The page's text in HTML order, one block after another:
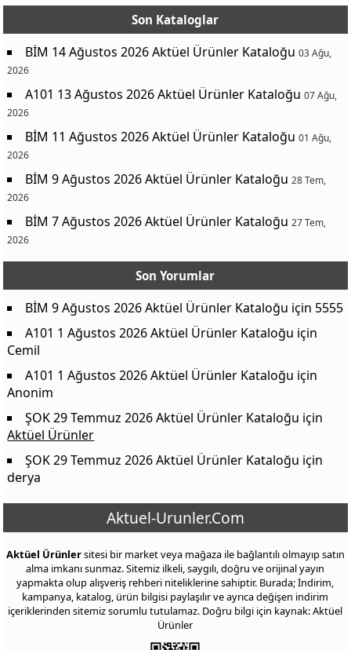
Altus AL 362 NE Çift Kapılı No Frost Buzdolabı 23499,00 TL
Altus AL CM 81050 Çamaşır Makinesi 8 Kg
17499,00 TL
Kotex Natural Normal 12'li / Gece 10'lu
98,00 TL
Aqua Bambu Tuvalet Kağıdı 12'li / Kağıt Havlu 8'li
99,00 TL
Kotex Günlük Ped Uzun 16'lı
91,00 TL
Rexona Deodorant Çeşitleri 150 ml
Clear Şampuan Çeşitleri 350 ml
134,00 TL
Elidor Şampuan 400 ml / Saç Kremi 350 ml Çeşitleri
Durex Maraton Prezervatif 10'lu
170,00 TL
Şef Franzi Dondurulmuş Peynirli Pizza 475 g
Jacobs Cronat Gold 100 g
209,00 TL
Kurukahveci Mehmet Efendi Türk Kahvesi 100 g
79,50 TL
Jacobs Selection Filtre Kahve 250 g
Barilla Makarna Çeşitleri 500 g / 400 g
39,50 TL
Ülker Caramio Karamelli Kare Çikolata 55 g
Ülker Çizi Çıtır Tulum Peynir & Köz Biber Süper Boy 120 g
29,95 TL
19,95 TL
Mis Dilimli Tam Yağlı Tost Peyniri 500 g
İçim Tam Yağlı Beyaz Peynir 1000 g
289,00 TL
Mis Vanilya / Kakao-Vanilya Dondurma 1 L
67,90 TL
Mis Gold Sade Dondurma 500 ml
120,00 TL
Beyoğlu Dubai Çikolatası 200 g
Son Kataloglar
BİM 14 Ağustos 2026 Aktüel Ürünler Kataloğu 03 Ağu,
2026
A101 13 Ağustos 2026 Aktüel Ürünler Kataloğu 07 Ağu,
2026
BİM 11 Ağustos 2026 Aktüel Ürünler Kataloğu 01 Ağu,
2026
BİM 9 Ağustos 2026 Aktüel Ürünler Kataloğu 28 Tem,
2026
BİM 7 Ağustos 2026 Aktüel Ürünler Kataloğu 27 Tem,
2026
Son Yorumlar
BİM 9 Ağustos 2026 Aktüel Ürünler Kataloğu için 5555
A101 1 Ağustos 2026 Aktüel Ürünler Kataloğu için
Cemil
A101 1 Ağustos 2026 Aktüel Ürünler Kataloğu için
Anonim
ŞOK 29 Temmuz 2026 Aktüel Ürünler Kataloğu için
Aktüel Ürünler
ŞOK 29 Temmuz 2026 Aktüel Ürünler Kataloğu için
derya
Aktuel-Urunler.Com
Aktüel Ürünlersitesi bir market veya mağaza ile bağlantılı olmayıp satın
alma imkanı sunmaz. Sitemiz ilkeli, saygılı, doğru ve orijinal yayın
yapmakta olup alışveriş rehberi niteliklerine sahiptir. Burada; İndirim,
kampanya, katalog, ürün bilgisi paylaşılır ve ayrıca değişen indirim
içeriklerinden sitemiz sorumlu tutulamaz. Doğru bilgi için kaynak: Aktüel
Ürünler